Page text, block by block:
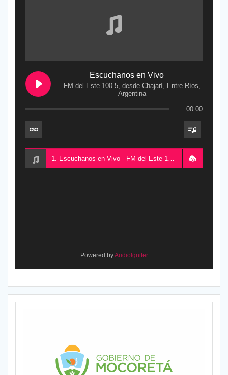
Escuchanos en Vivo
FM del Este 100.5, desde Chajarí, Entre Ríos,
Argentina
00:00
1. Escuchanos en Vivo - FM del Este 100.5, desde Chajarí, Entre Ríos, Argentina
Powered byAudioIgniter